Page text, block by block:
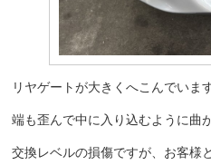
リヤゲートが大きくへこんでいます
端も歪んで中に入り込むように曲
交換レベルの損傷ですが、お客様